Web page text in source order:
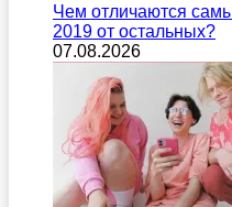
Чем отличаются
2019 от остальных?
07.08.2026